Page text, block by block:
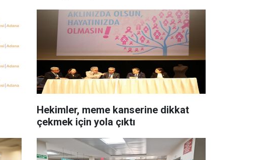
Hekimler, meme kanserine dikkat
çekmek için yola çıktı